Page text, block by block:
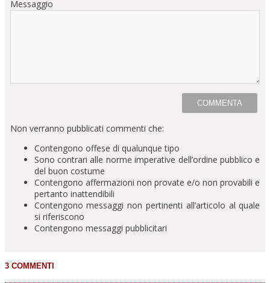
Messaggio
Non verranno pubblicati commenti che:
Contengono offese di qualunque tipo
Sono contrari alle norme imperative dell’ordine pubblico e
del buon costume
Contengono affermazioni non provate e/o non provabili e
pertanto inattendibili
Contengono messaggi non pertinenti all’articolo al quale
si riferiscono
Contengono messaggi pubblicitari